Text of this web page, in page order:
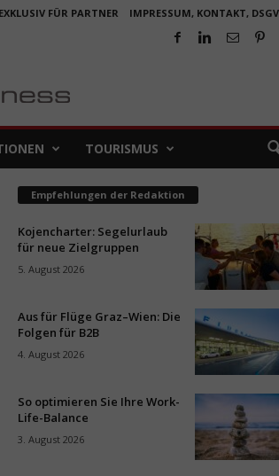
EXKLUSIV FÜR PARTNER IMPRESSUM, KONTAKT,
TOURISMUS
Empfehlungen der Redaktion
Kojencharter: Segelurlaub
für neue Zielgruppen
5. August 2026
Aus für Flüge Graz–Wien: Die
Folgen für B2B
4. August 2026
So optimieren Sie Ihre Work-
Life-Balance
3. August 2026